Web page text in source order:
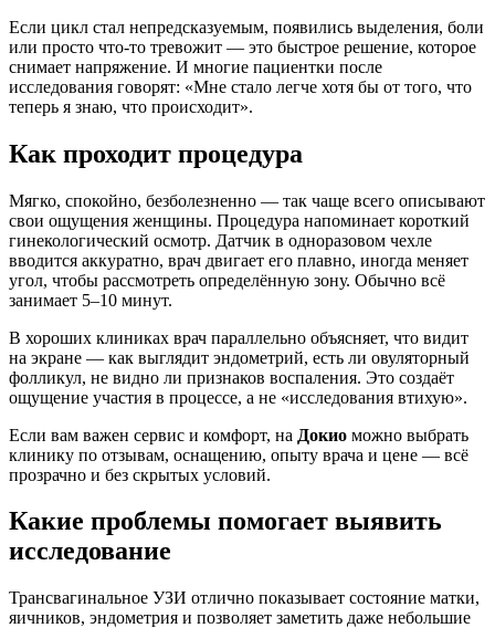
Если цикл стал непредсказуемым, появились выделения, боли
или просто что-то тревожит — это быстрое решение, которое
снимает напряжение. И многие пациентки после
исследования говорят: «Мне стало легче хотя бы от того, что
теперь я знаю, что происходит».
Как проходит процедура
Мягко, спокойно, безболезненно — так чаще всего описывают
свои ощущения женщины. Процедура напоминает короткий
гинекологический осмотр. Датчик в одноразовом чехле
вводится аккуратно, врач двигает его плавно, иногда меняет
угол, чтобы рассмотреть определённую зону. Обычно всё
занимает 5–10 минут.
В хороших клиниках врач параллельно объясняет, что видит
на экране — как выглядит эндометрий, есть ли овуляторный
фолликул, не видно ли признаков воспаления. Это создаёт
ощущение участия в процессе, а не «исследования втихую».
Если вам важен сервис и комфорт, на Докио можно выбрать
клинику по отзывам, оснащению, опыту врача и цене — всё
прозрачно и без скрытых условий.
Какие проблемы помогает выявить
исследование
Трансвагинальное УЗИ отлично показывает состояние матки,
яичников, эндометрия и позволяет заметить даже небольшие